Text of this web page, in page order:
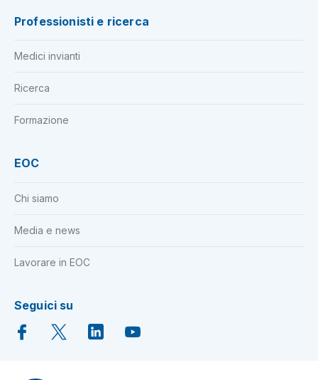
Professionisti e ricerca
Medici invianti
Ricerca
Formazione
EOC
Chi siamo
Media e news
Lavorare in EOC
Seguici su